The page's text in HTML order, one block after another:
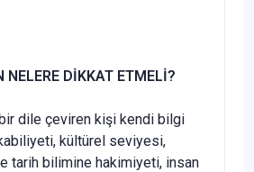
NELERE DİKKAT ETMELİ?
bir dile çeviren kişi kendi bilgi
kültürel seviyesi,
tarih bilimine hakimiyeti, insan